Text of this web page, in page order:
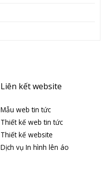
Liên kết website
Mẫu web tin tức
Thiết kế web tin tức
Thiết kế website
Dịch vụ In hình lên áo